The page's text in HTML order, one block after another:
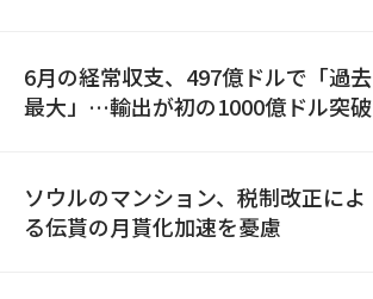
6月の経常収支、497億ドルで「過去
最大」…輸出が初の1000億ドル突破
ソウルのマンション、税制改正によ
る伝貰の月貰化加速を憂慮